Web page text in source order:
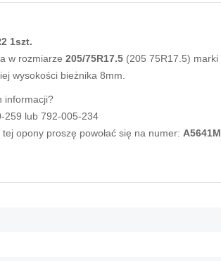
1szt.
w rozmiarze 205/75R17.5 (205 75R17.5) marki
wysokości bieżnika 8mm.
informacji?
259 lub 792-005-234
opony proszę powołać się na numer: A5641M